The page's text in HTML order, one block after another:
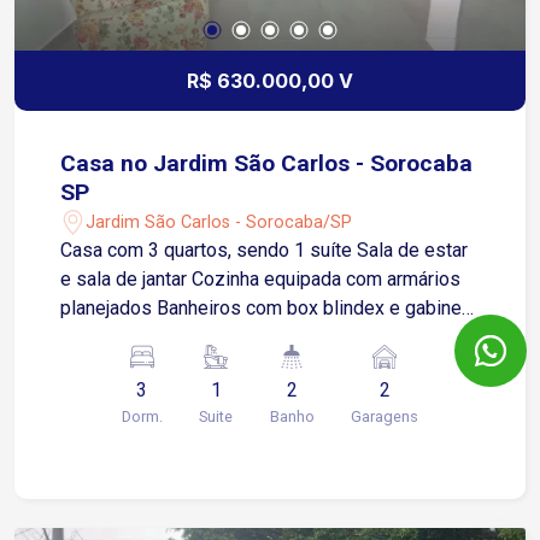
R$ 630.000,00 V
Casa no Jardim São Carlos - Sorocaba
SP
Jardim São Carlos - Sorocaba/SP
Casa com 3 quartos, sendo 1 suíte Sala de estar
e sala de jantar Cozinha equipada com armários
planejados Banheiros com box blindex e gabinete
vagas de garagem coberta Localização: Bairro
Jardim São Carlos Próxima à Avenida Armando
Pannunzio e Rodovia Raposo Tavares A menos
3
Dorm.
1
Suite
2
Banho
2
Garagens